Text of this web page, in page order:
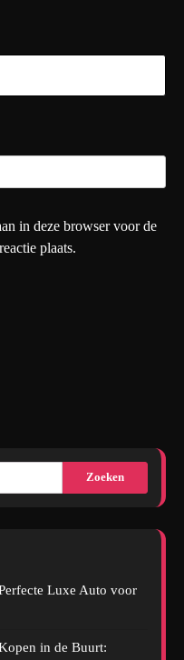
in deze browser voor de
plaats.
Zoeken
Luxe Auto voor
in de Buurt: